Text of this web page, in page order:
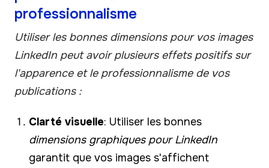
professionnalisme
Utiliser les bonnes dimensions pour vos images
LinkedIn peut avoir plusieurs effets positifs sur
l'apparence et le professionnalisme de vos
publications :
Clarté visuelle: Utiliser les bonnes
dimensions graphiques pour LinkedIn
garantit que vos images s'affichent